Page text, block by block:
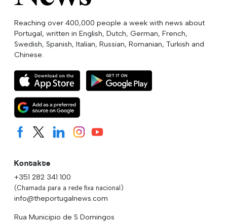
Reaching over 400,000 people a week with news about
Portugal, written in English, Dutch, German, French,
Swedish, Spanish, Italian, Russian, Romanian, Turkish and
Chinese.
Kontakte
+351 282 341 100
(Chamada para a rede fixa nacional)
info@theportugalnews.com
Rua Municipio de S Domingos